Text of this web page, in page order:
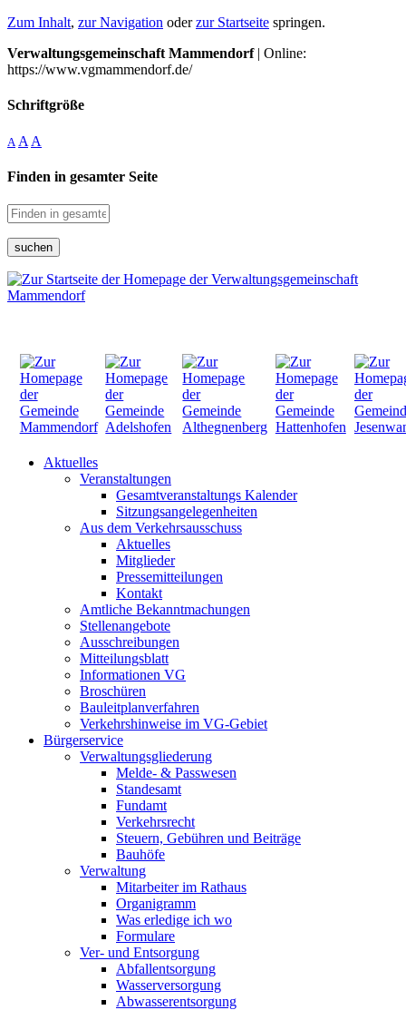
Zum Inhalt, zur Navigation oderzur Startseite springen.
Verwaltungsgemeinschaft Mammendorf| Online:
https://www.vgmammendorf.de/
Schriftgröße
A A A
Finden in gesamter Seite
suchen
Aktuelles
Veranstaltungen
Gesamtveranstaltungs Kalender
Sitzungsangelegenheiten
Aus dem Verkehrsausschuss
Aktuelles
Mitglieder
Pressemitteilungen
Kontakt
Amtliche Bekanntmachungen
Stellenangebote
Ausschreibungen
Mitteilungsblatt
Informationen VG
Broschüren
Bauleitplanverfahren
Verkehrshinweise im VG-Gebiet
Bürgerservice
Verwaltungsgliederung
Melde- & Passwesen
Standesamt
Fundamt
Verkehrsrecht
Steuern, Gebühren und Beiträge
Bauhöfe
Verwaltung
Mitarbeiter im Rathaus
Organigramm
Was erledige ich wo
Formulare
Ver- und Entsorgung
Abfallentsorgung
Wasserversorgung
Abwasserentsorgung